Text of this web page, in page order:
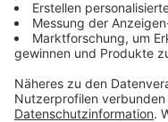
Anzeige
fehlende Hygiene